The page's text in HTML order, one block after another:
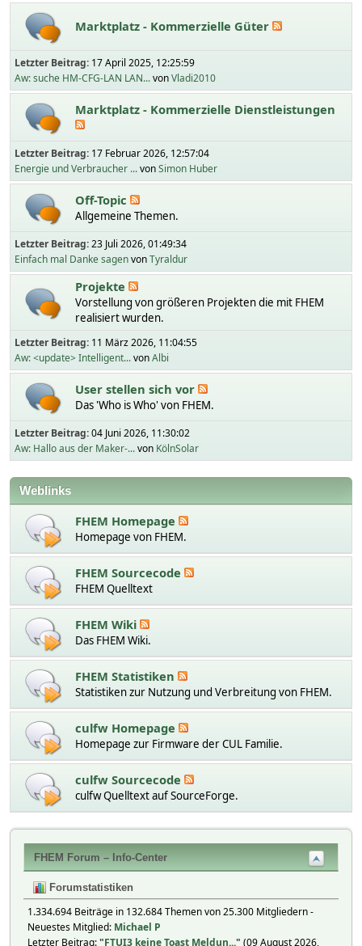
Marktplatz - Kommerzielle Güter
Letzter Beitrag: 17 April 2025, 12:25:59
Aw: suche HM-CFG-LAN LAN...vonVladi2010
Marktplatz - Kommerzielle Dienstleistungen
Letzter Beitrag: 17 Februar 2026, 12:57:04
Energie und Verbraucher ...vonSimon Huber
Off-Topic
Allgemeine Themen.
Letzter Beitrag:23 Juli 2026, 01:49:34
Einfach mal Danke sagenvonTyraldur
Projekte
Vorstellung von größeren Projekten die mit FHEM
realisiert wurden.
Letzter Beitrag: 11 März 2026, 11:04:55
Aw: <update> Intelligent...vonAlbi
User stellen sich vor
Das 'Who is Who' von FHEM.
Letzter Beitrag:04 Juni 2026, 11:30:02
Aw: Hallo aus der Maker-...von KölnSolar
Weblinks
FHEM Homepage
Homepage von FHEM.
FHEM Sourcecode
FHEM Quelltext
FHEM Wiki
Das FHEM Wiki.
FHEM Statistiken
Statistiken zur Nutzung und Verbreitung von FHEM.
culfw Homepage
Homepage zur Firmware der CUL Familie.
culfw Sourcecode
culfw Quelltext auf SourceForge.
FHEM Forum – Info-Center
Forumstatistiken
1.334.694 Beiträge in 132.684 Themen von 25.300 Mitgliedern -
Neuestes Mitglied: Michael P
Letzter Beitrag:"FTUI3 keine Toast Meldun..." (09 August 2026,